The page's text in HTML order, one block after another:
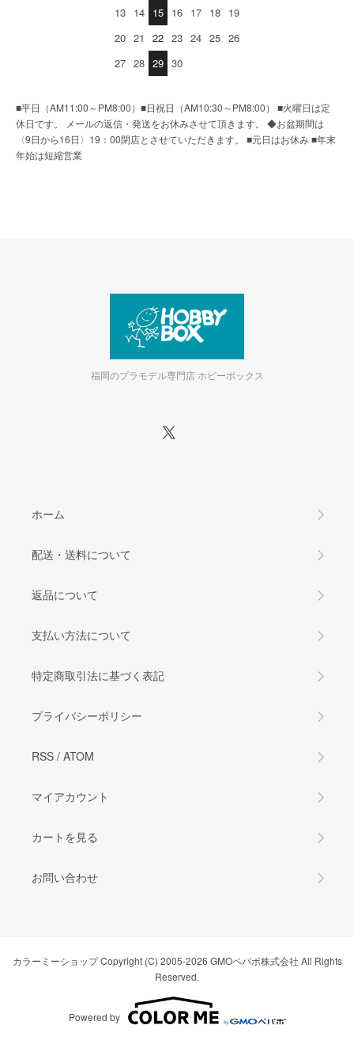
13 14 15 16 17 18 19
20 21 22 23 24 25 26
27 28 29 30
■平日（AM11:00～PM8:00）■日祝日（AM10:30～PM8:00） ■火曜日は定
休日です。 メールの返信・発送をお休みさせて頂きます。 ◆お盆期間は
〈9日から16日〉19：00閉店とさせていただきます。 ■元日はお休み ■年末
年始は短縮営業
福岡のプラモデル専門店 ホビーボックス
ホーム
配送・送料について
返品について
支払い方法について
特定商取引法に基づく表記
プライバシーポリシー
RSS / ATOM
マイアカウント
カートを見る
お問い合わせ
カラーミーショップCopyright (C) 2005-2026 GMOペパボ株式会社 All Rights
Reserved.
Powered by